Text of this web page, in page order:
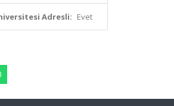
Adresli: Evet